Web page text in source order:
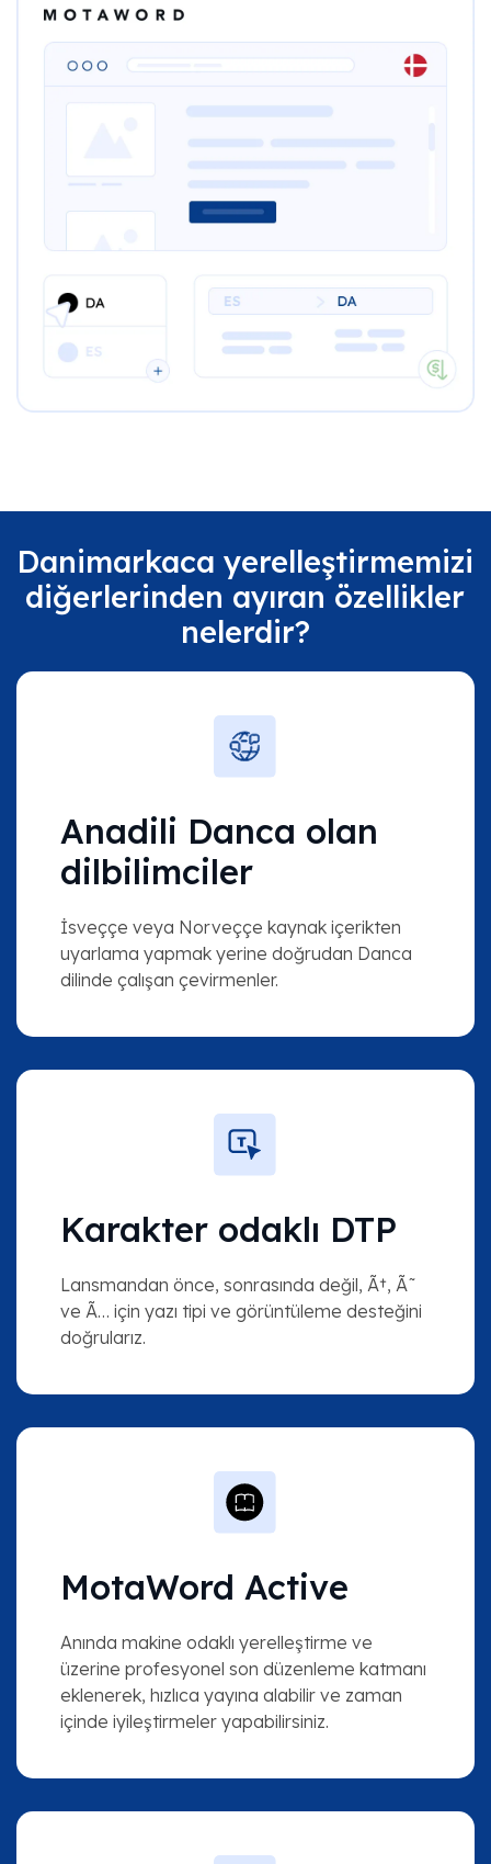
Danimarkaca yerelleştirmemizi
diğerlerinden ayıran özellikler
nelerdir?
Anadili Danca olan
dilbilimciler
İsveççe veya Norveççe kaynak içerikten
uyarlama yapmak yerine doğrudan Danca
dilinde çalışan çevirmenler.
Karakter odaklı DTP
Lansmandan önce, sonrasında değil, Ã†, Ã˜
ve Ã… için yazı tipi ve görüntüleme desteğini
doğrularız.
MotaWord Active
Anında makine odaklı yerelleştirme ve
üzerine profesyonel son düzenleme katmanı
eklenerek, hızlıca yayına alabilir ve zaman
içinde iyileştirmeler yapabilirsiniz.